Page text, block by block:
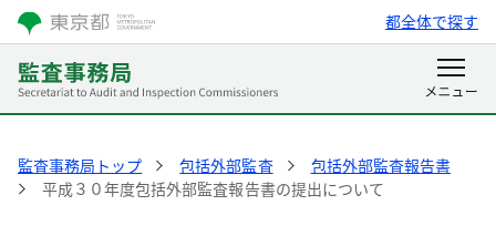
都全体で探す
監査事務局トップ 包括外部監査
包括外部監査報告書
平成３０年度包括外部監査報告書の提出について